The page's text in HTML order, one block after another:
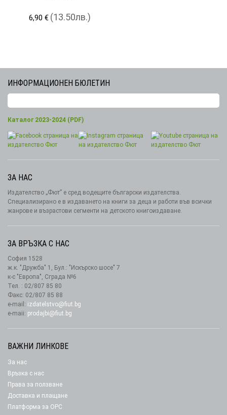
6,90 € (13.50лв.)
ИНФОРМАЦИОНЕН БЮЛЕТИН
Каталог 2023-2024 (PDF)
ЗА НАС
Издателство „Фют” е сред водещите български издателства.
Специализирано е в издаването на книги за деца и работи във всички
жанрове и възрастови сегменти на детското книгоиздаване.
ЗА ВРЪЗКА С НАС
София 1528
ж.к. "Дружба" 1, Бул.: "Искърско шосе" 7
к-с "Европа", Сграда №6
Тел. : 02/807 85 80
Факс: 02/807 85 88
e-mail: izdatelstvo@fiut.bg
e-maii: prodajbi@fiut.bg
ВАЖНИ ЛИНКОВЕ
За нас
Връзка с нас
Права за ползване
Доставка и плащане
Платформа за ОРС